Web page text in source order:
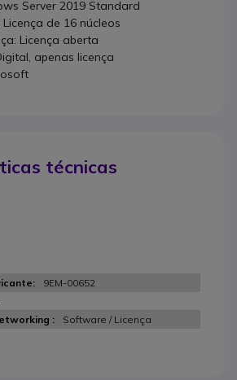
Server 2019 Standard
de 16 núcleos
Licença aberta
apenas licença
técnicas
9EM-00652
Software / Licença